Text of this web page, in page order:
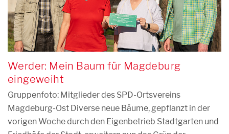
Werder: Mein Baum für Magdeburg
eingeweiht
Gruppenfoto: Mitglieder des SPD-Ortsvereins
Magdeburg-Ost Diverse neue Bäume, gepflanzt in der
vorigen Woche durch den Eigenbetrieb Stadtgarten und